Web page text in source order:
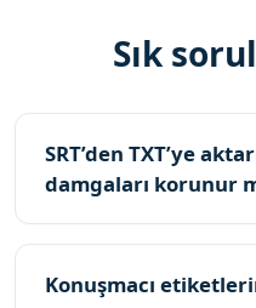
Sık
SRT’den TXT’ye
damgaları korunur
Konuşmacı